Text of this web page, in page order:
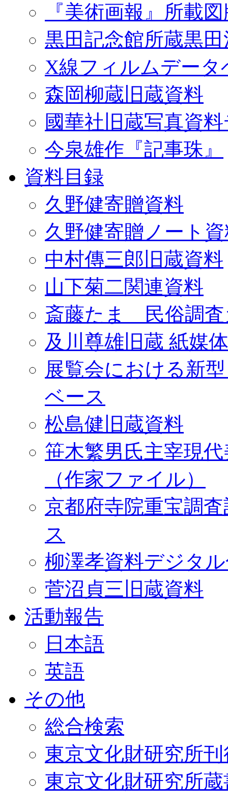
『美術画報』所載
黒田記念館所蔵黒
X線フィルムデータ
森岡柳蔵旧蔵資料
國華社旧蔵写真資
今泉雄作『記事珠』
資料目録
久野健寄贈資料
久野健寄贈ノート
中村傳三郎旧蔵資料
山下菊二関連資料
斎藤たま 民俗調査
及川尊雄旧蔵 紙媒
展覧会における新
ベース
松島健旧蔵資料
笹木繁男氏主宰現
（作家ファイル）
京都府寺院重宝調
ス
柳澤孝資料デジタ
菅沼貞三旧蔵資料
活動報告
日本語
英語
その他
総合検索
東京文化財研究所
東京文化財研究所